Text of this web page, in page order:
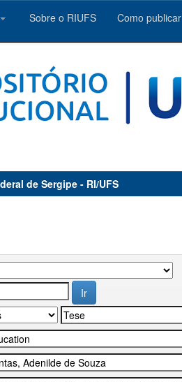
Sobre o RIUFS Como publicar
de Sergipe - RI/UFS